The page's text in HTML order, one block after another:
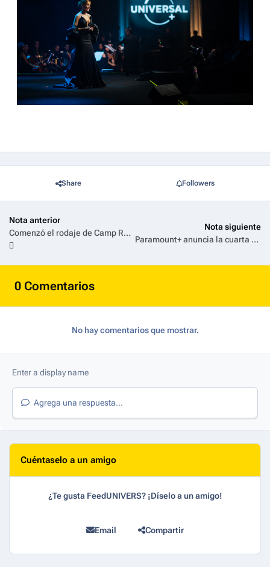
Share Followers
Nota anterior
Comenzó el rodaje de Camp Rock 3
Nota siguiente
Paramount+ anuncia la cuarta temporada de Tulsa King, la serie protagonizada por el nominado al Oscar Sylvester Stallone
0 Comentarios
No hay comentarios que mostrar.
Agrega una respuesta...
Cuéntaselo a un amigo
¿Te gusta FeedUNIVERS? ¡Díselo a un amigo!
Email Compartir